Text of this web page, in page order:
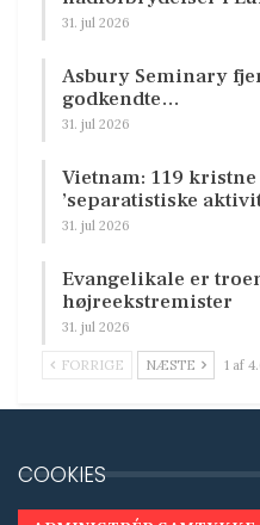
31. jul 2026
Asbury Seminary
godkendte…
31. jul 2026
Vietnam: 119
’separatistiske
31. jul 2026
Evangelikale er
højreekstremister
31. jul 2026
FORRIGE NÆSTE 1 af
COOKIES